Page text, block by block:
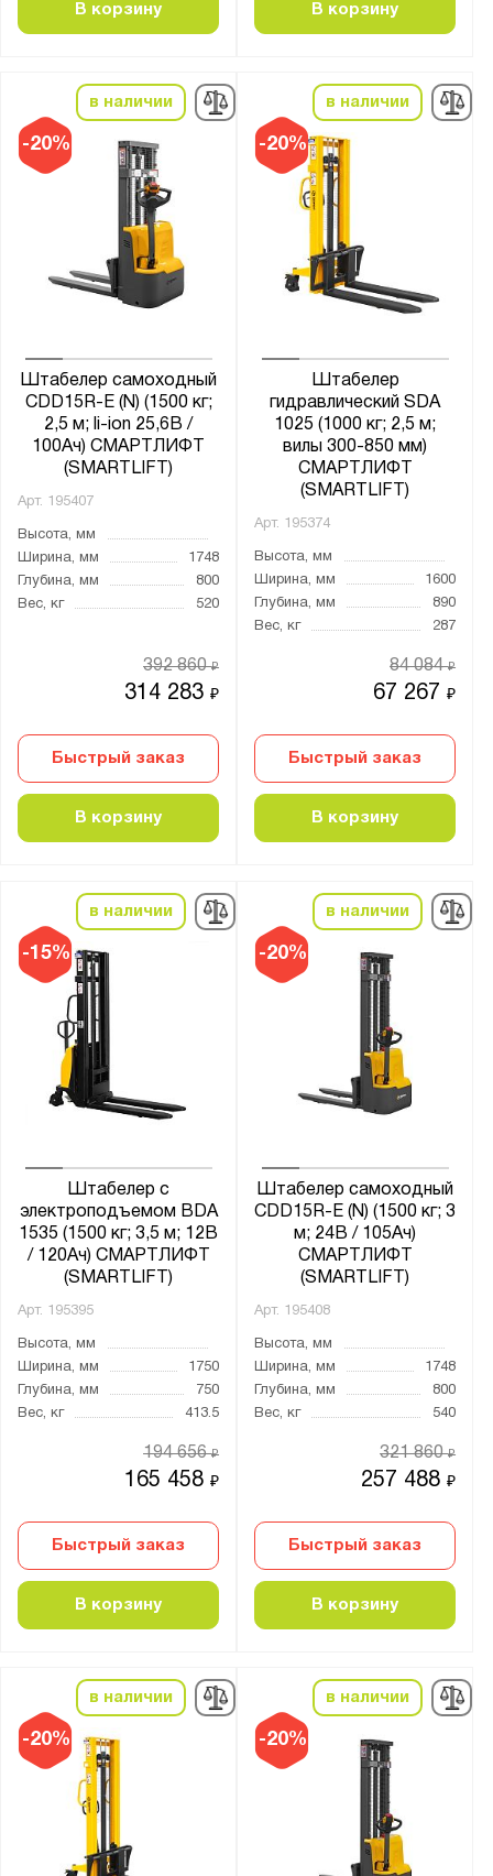
В корзину В корзину
-20%
в наличии
Штабелер самоходный
CDD15R-E (N) (1500 кг;
2,5 м; li-ion 25,6В /
100Ач) СМАРТЛИФТ
(SMARTLIFT)
Арт. 195407
Высота, мм
Ширина, мм
1748
Глубина, мм
800
Вес, кг
520
314 283₽
392 860₽
Быстрый заказ
В корзину
-20%
в наличии
Штабелер
гидравлический SDA
1025 (1000 кг; 2,5 м;
вилы 300-850 мм)
СМАРТЛИФТ
(SMARTLIFT)
Арт. 195374
Высота, мм
Ширина, мм
1600
Глубина, мм
890
Вес, кг
287
67 267₽
84 084₽
Быстрый заказ
В корзину
-15%
в наличии
Штабелер с
электроподъемом BDA
1535 (1500 кг; 3,5 м; 12В
/ 120Ач) СМАРТЛИФТ
(SMARTLIFT)
Арт. 195395
Высота, мм
Ширина, мм
1750
Глубина, мм
750
Вес, кг
413.5
165 458₽
194 656₽
Быстрый заказ
В корзину
-20%
в наличии
Штабелер самоходный
CDD15R-E (N) (1500 кг; 3
м; 24В / 105Ач)
СМАРТЛИФТ
(SMARTLIFT)
Арт. 195408
Высота, мм
Ширина, мм
1748
Глубина, мм
800
Вес, кг
540
257 488₽
321 860₽
Быстрый заказ
В корзину
-20%
в наличии
-20%
в наличии